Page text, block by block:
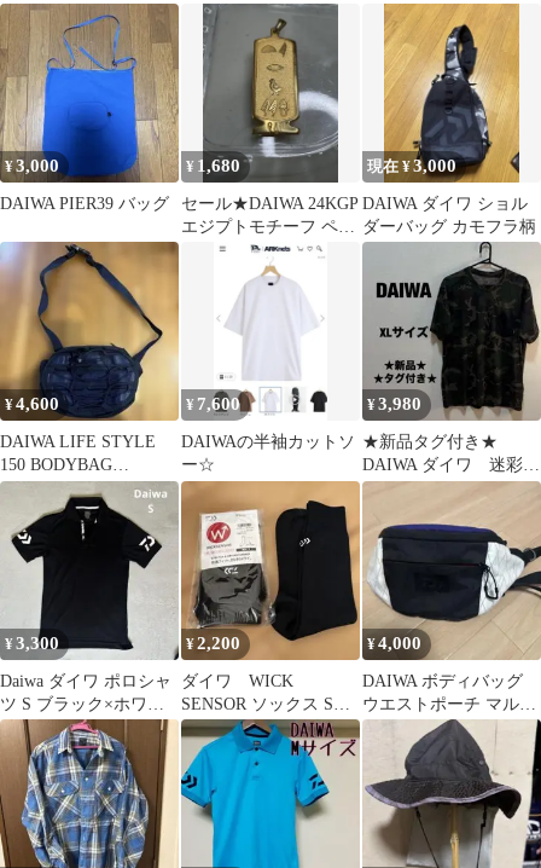
TLX 017 LO SM
マルチカラー 綿コット
¥3,000
DAIWA PIER39 バッグ
¥ 1,680
セール★DAIWA 24KGP
エジプトモチーフ ペン
ダントトップ
現在 ¥3,000
DAIWA ダイワ ショル
ダーバッグ カモフラ柄
¥4,600
DAIWA LIFE STYLE
150 BODYBAG
CORDURA
¥ 7,600
DAIWAの半袖カットソ
ー☆
¥3,980
★新品タグ付き★
DAIWA ダイワ 迷彩
柄 ポケットTシャツ
¥3,300
Daiwa ダイワ ポロシャ
ツ S ブラック×ホワイ
ト
¥2,200
ダイワ WICK
SENSOR ソックス Sサ
イズ ブラック
¥4,000
DAIWA ボディバッグ
ウエストポーチ マルチ
カラー